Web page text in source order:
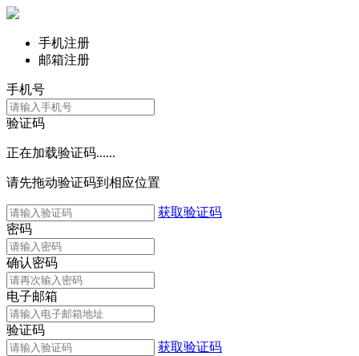
手机注册
邮箱注册
手机号
验证码
正在加载验证码......
请先拖动验证码到相应位置
获取验证码
密码
确认密码
电子邮箱
验证码
获取验证码